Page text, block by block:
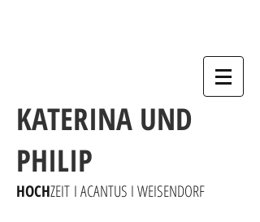
KATERINA UND
PHILIP
HOCHZEIT I ACANTUS I WEISENDORF